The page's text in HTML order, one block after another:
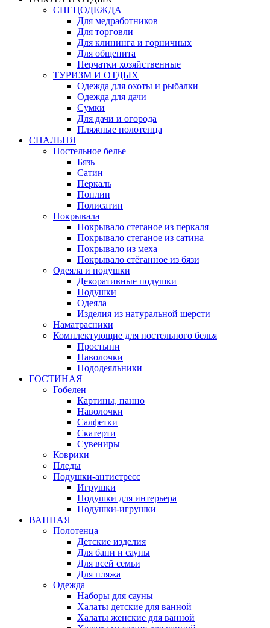
СПЕЦОДЕЖДА
Для медработников
Для торговли
Для клининга и горничных
Для общепита
Перчатки хозяйственные
ТУРИЗМ И ОТДЫХ
Одежда для охоты и рыбалки
Одежда для дачи
Сумки
Для дачи и огорода
Пляжные полотенца
СПАЛЬНЯ
Постельное белье
Бязь
Сатин
Перкаль
Поплин
Полисатин
Покрывала
Покрывало стеганое из перкаля
Покрывало стеганое из сатина
Покрывало из меха
Покрывало стёганное из бязи
Одеяла и подушки
Декоративные подушки
Подушки
Одеяла
Изделия из натуральной шерсти
Наматраcники
Комплектующие для постельного белья
Простыни
Наволочки
Пододеяльники
ГОСТИНАЯ
Гобелен
Картины, панно
Наволочки
Салфетки
Скатерти
Сувениры
Коврики
Пледы
Подушки-антистресс
Игрушки
Подушки для интерьера
Подушки-игрушки
ВАННАЯ
Полотенца
Детские изделия
Для бани и сауны
Для всей семьи
Для пляжа
Одежда
Наборы для сауны
Халаты детские для ванной
Халаты женские для ванной